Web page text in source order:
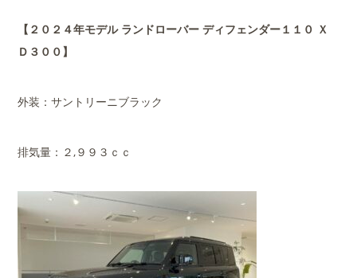
【２０２４年モデル ランドローバー ディフェンダー１１０ Ｘ
Ｄ３００】
外装：サントリーニブラック
排気量：２,９９３ｃｃ